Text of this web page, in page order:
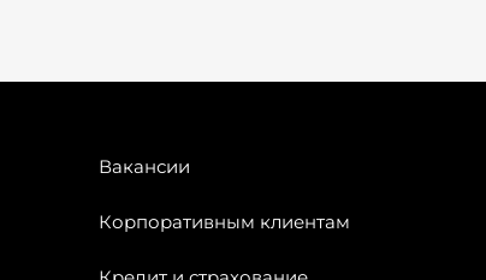
Вакансии
Корпоративным клиентам